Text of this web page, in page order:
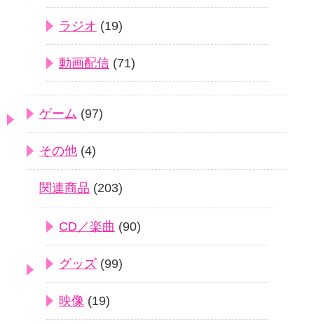
ラジオ (19)
動画配信 (71)
ゲーム (97)
その他 (4)
関連商品 (203)
CD／楽曲 (90)
グッズ (99)
映像 (19)